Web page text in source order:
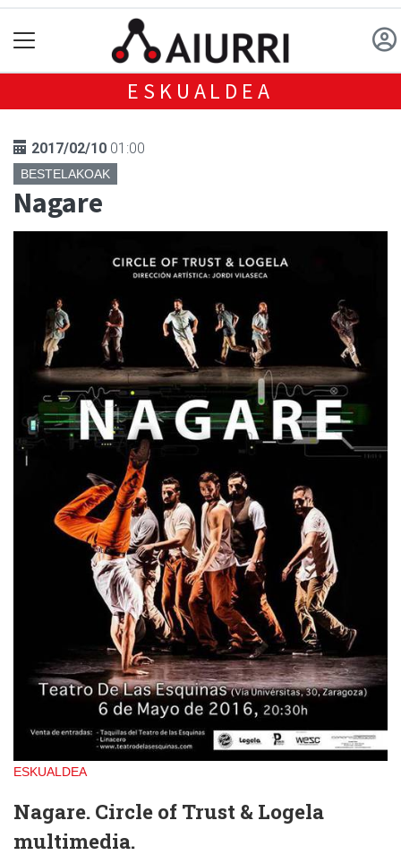
ESKUALDEA
2017/02/10 01:00
BESTELAKOAK
Nagare
ESKUALDEA
Nagare. Circle of Trust & Logela
multimedia.